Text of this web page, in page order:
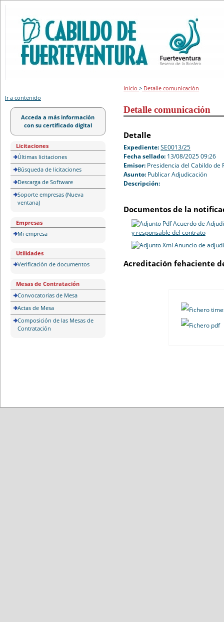
Ir a contenido
Acceda a más información
con su certificado digital
Licitaciones
Últimas licitaciones
Búsqueda de licitaciones
Descarga de Software
Soporte empresas (Nueva
ventana)
Empresas
Mi empresa
Utilidades
Verificación de documentos
Mesas de Contratación
Convocatorias de Mesa
Actas de Mesa
Composición de las Mesas de
Contratación
Inicio> Detalle comunicación
Detalle comunicación
Detalle
Expediente:SE0013/25
Fecha sellado: 13/08/2025 09:26
Emisor: Presidencia del Cabildo de
Asunto: Publicar Adjudicación
Descripción:
Documentos de la
Acuerdo de
y responsable del contrato
Anuncio de
Acreditación fehaciente